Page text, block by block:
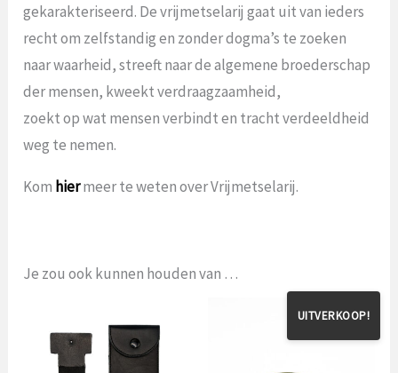
gekarakteriseerd. De vrijmetselarij gaat uit van ieders
recht om zelfstandig en zonder dogma’s te zoeken
naar waarheid, streeft naar de algemene broederschap
der mensen, kweekt verdraagzaamheid,
zoekt op wat mensen verbindt en tracht verdeeldheid
weg te nemen.
Kom hiermeer te weten over Vrijmetselarij.
Je zou ook kunnen houden van …
UITVERKOOP!